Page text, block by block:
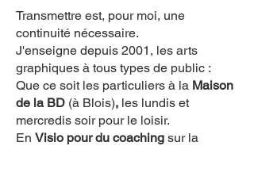
Transmettre est, pour moi, une
continuité nécessaire.
J'enseigne depuis 2001, les arts
graphiques à tous types de public :
Que ce soit les particuliers à la Maison
de la BD (à Blois), les lundis et
mercredis soir pour le loisir.
En Visio pour du coaching sur la